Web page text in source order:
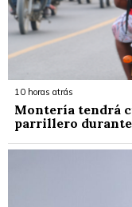
10 horas atrás
Montería tendrá
parrillero durante